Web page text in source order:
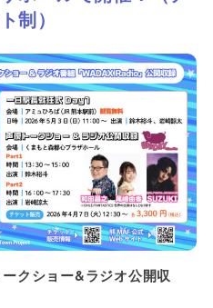
を続けて実施します
やってくる！②
テージで開催
制）
クショー&ラジオ公開収